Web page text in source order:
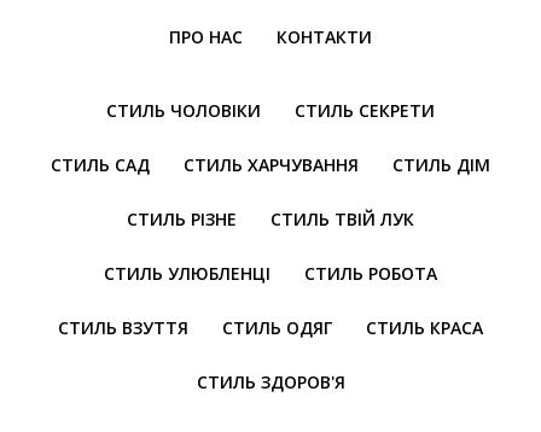
ПРО НАС КОНТАКТИ
СТИЛЬ ЧОЛОВІКИ СТИЛЬ СЕКРЕТИ
СТИЛЬ САД СТИЛЬ ХАРЧУВАННЯ СТИЛЬ ДІМ
СТИЛЬ РІЗНЕ СТИЛЬ ТВІЙ ЛУК
СТИЛЬ УЛЮБЛЕНЦІ СТИЛЬ РОБОТА
СТИЛЬ ВЗУТТЯ СТИЛЬ ОДЯГ СТИЛЬ КРАСА
СТИЛЬ ЗДОРОВ'Я